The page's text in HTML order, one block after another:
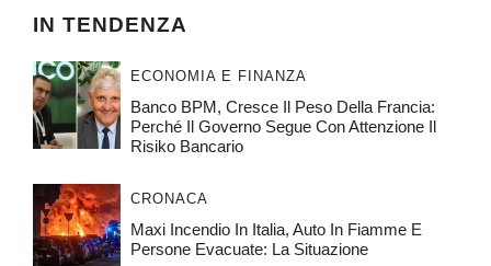
IN TENDENZA
ECONOMIA E FINANZA
Banco BPM, Cresce Il Peso Della Francia:
Perché Il Governo Segue Con Attenzione Il
Risiko Bancario
CRONACA
Maxi Incendio In Italia, Auto In Fiamme E
Persone Evacuate: La Situazione